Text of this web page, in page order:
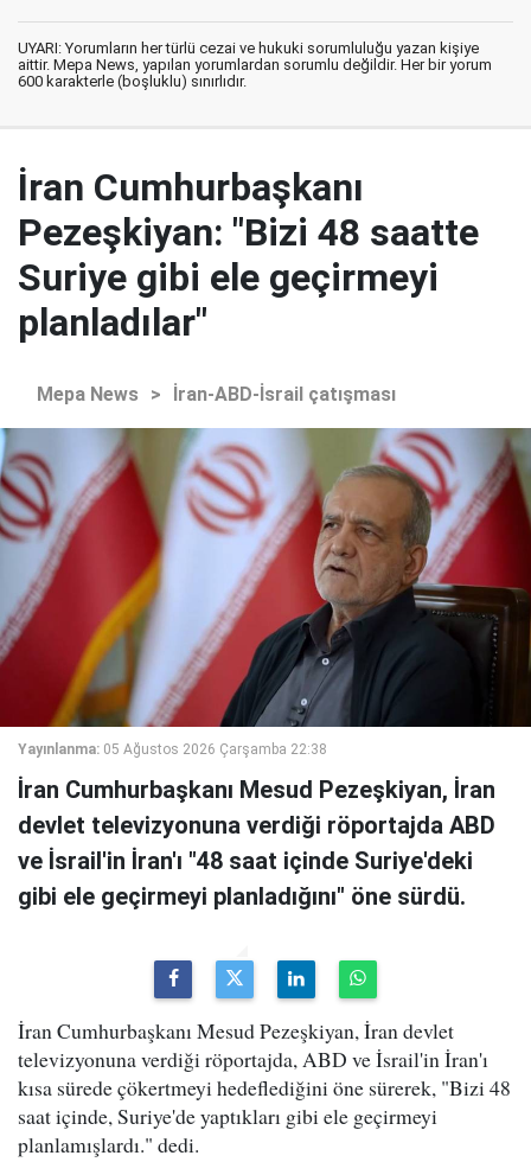
UYARI: Yorumların her türlü cezai ve hukuki sorumluluğu yazan kişiye
aittir. Mepa News, yapılan yorumlardan sorumlu değildir. Her bir yorum
600 karakterle (boşluklu) sınırlıdır.
İran Cumhurbaşkanı
Pezeşkiyan: "Bizi 48 saatte
Suriye gibi ele geçirmeyi
planladılar"
Mepa News > İran-ABD-İsrail çatışması
Yayınlanma: 05 Ağustos 2026 Çarşamba 22:38
İran Cumhurbaşkanı Mesud Pezeşkiyan, İran
devlet televizyonuna verdiği röportajda ABD
ve İsrail'in İran'ı "48 saat içinde Suriye'deki
gibi ele geçirmeyi planladığını" öne sürdü.
İran Cumhurbaşkanı Mesud Pezeşkiyan, İran devlet
televizyonuna verdiği röportajda, ABD ve İsrail'in İran'ı
kısa sürede çökertmeyi hedeflediğini öne sürerek, "Bizi 48
saat içinde, Suriye'de yaptıkları gibi ele geçirmeyi
planlamışlardı." dedi.